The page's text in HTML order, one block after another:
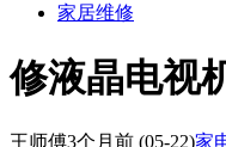
家居维修
修液晶电视
王师傅3个月前 (05-22)家